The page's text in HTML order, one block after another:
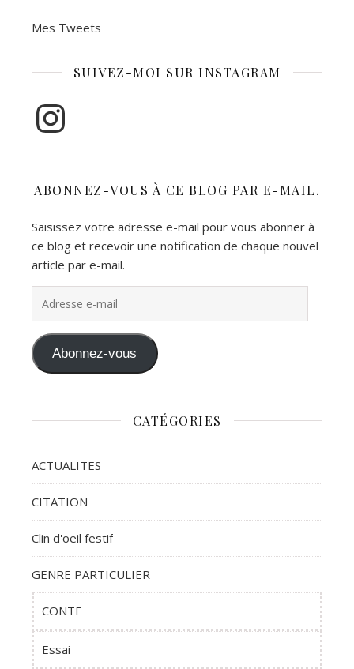
Mes Tweets
SUIVEZ-MOI SUR INSTAGRAM
Instagram
ABONNEZ-VOUS À CE BLOG PAR E-MAIL.
Saisissez votre adresse e-mail pour vous abonner à
ce blog et recevoir une notification de chaque nouvel
article par e-mail.
Abonnez-vous
CATÉGORIES
ACTUALITES
CITATION
Clin d'oeil festif
GENRE PARTICULIER
CONTE
Essai